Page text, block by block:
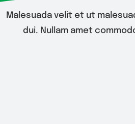
Malesuada velit et ut
dui. Nullam amet